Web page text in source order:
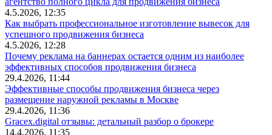
4.5.2026, 12:35
Как выбрать профессиональное изготовление вывесок для
успешного продвижения бизнеса
4.5.2026, 12:28
Почему реклама на баннерах остается одним из наиболее
эффективных способов продвижения бизнеса
29.4.2026, 11:44
Эффективные способы продвижения бизнеса через
размещение наружной рекламы в Москве
29.4.2026, 11:36
Gracex.digital отзывы: детальный разбор о брокере
14.4.2026, 11:35